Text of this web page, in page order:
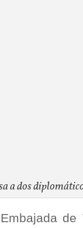
a dos
de